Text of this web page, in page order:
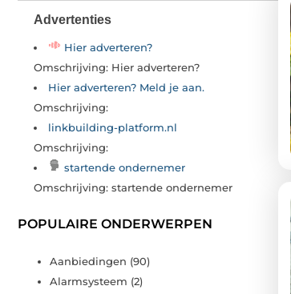
Advertenties
Hier adverteren?
Omschrijving: Hier adverteren?
Hier adverteren? Meld je aan.
Omschrijving:
linkbuilding-platform.nl
Omschrijving:
startende ondernemer
Omschrijving: startende ondernemer
POPULAIRE ONDERWERPEN
Aanbiedingen (90)
Alarmsysteem (2)